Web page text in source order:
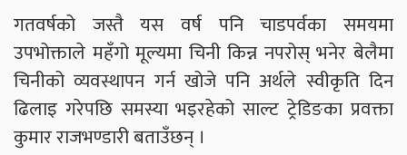
गतवर्षको जस्तै यस वर्ष पनि चाडपर्वका समयमा
उपभोक्ताले महँगो मूल्यमा चिनी किन्न नपरोस् भनेर बेलैमा
चिनीको व्यवस्थापन गर्न खोजे पनि अर्थले स्वीकृति दिन
ढिलाइ गरेपछि समस्या भइरहेको साल्ट ट्रेडिङका प्रवक्ता
कुमार राजभण्डारी बताउँछन् ।